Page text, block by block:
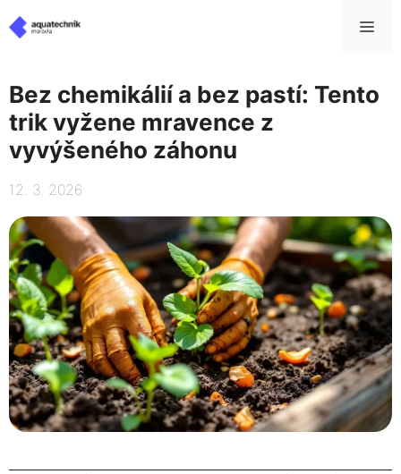
na
Bez chemikálií a bez pastí: Tento
trik vyžene mravence z
vyvýšeného záhonu
12. 3. 2026